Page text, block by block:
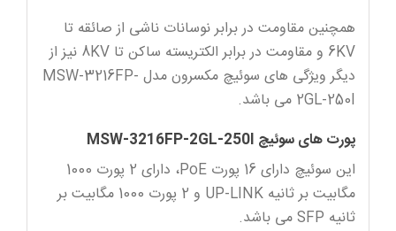
همچنین مقاومت در برابر نوسانات ناشی از صائقه تا
6KV و مقاومت در برابر الکتریسته ساکن تا 8KV نیز از
دیگر ویژگی های سوئیچ مکسرون مدل MSW-3216FP-
2GL-250I می باشد.
پورت های سوئیچ MSW-3216FP-2GL-250I
این سوئیچ دارای 16 پورت PoE، دارای 2 پورت 1000
مگابیت بر ثانیه UP-LINK و 2 پورت 1000 مگابیت بر
ثانیه SFP می باشد.